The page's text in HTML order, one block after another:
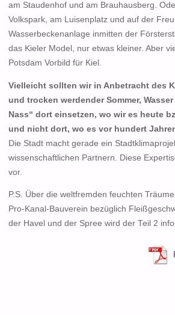
am Staudenhof und am Brauhausberg.
Volkspark, am Luisenplatz und auf der
Wasserbeckenanlage inmitten der
das Kieler Model, nur etwas kleiner. Aber
Potsdam Vorbild für Kiel.
Vielleicht sollten wir in Anbetracht des
und trocken werdender Sommer,
Nass“ dort einsetzen, wo wir es heute
und nicht dort, wo es vor hundert
Die Stadt macht gerade ein
wissenschaftlichen Partnern. Diese
vor.
P.S. Über die weltfremden feuchten
Pro-Kanal-Bauverein bezüglich
der Havel und der Spree wird der Teil 2